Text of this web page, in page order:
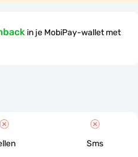
in je MobiPay-wallet met
Sms